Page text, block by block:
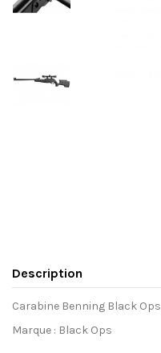
Description
Carabine Benning Black
Marque : Black Ops